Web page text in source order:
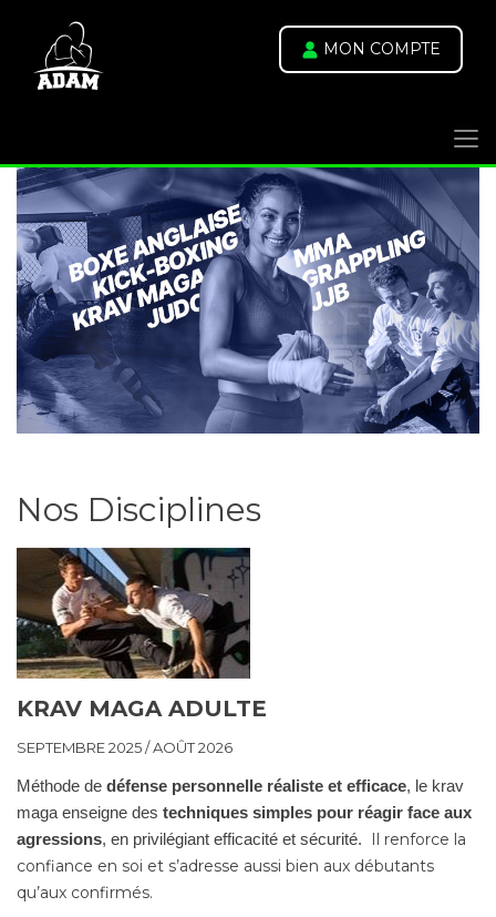
MON COMPTE
Nos Disciplines
KRAV MAGA ADULTE
SEPTEMBRE 2025 / AOÛT 2026
Méthode de défense personnelle réaliste et efficace, le krav
maga enseigne des techniques simples pour réagir face aux
agressions, en privilégiant efficacité et sécurité.
Il renforce la
confiance en soi et s’adresse aussi bien aux débutants
qu’aux confirmés.